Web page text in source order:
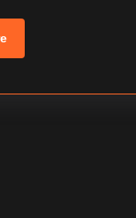
Read
More